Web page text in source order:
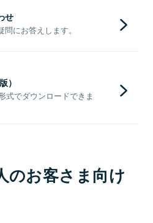
せ
にお答えします。
）
式でダウンロードできま
のお客さま向け